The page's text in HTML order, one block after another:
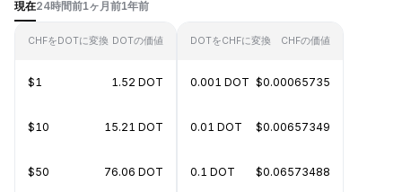
現在24時間前1ヶ月前1年前
CHFをDOTに変換 DOTの価値
$1 1.52 DOT
$10 15.21 DOT
$50 76.06 DOT
DOTをCHFに変換 CHFの価値
0.001 DOT $0.00065735
0.01 DOT $0.00657349
0.1 DOT $0.06573488